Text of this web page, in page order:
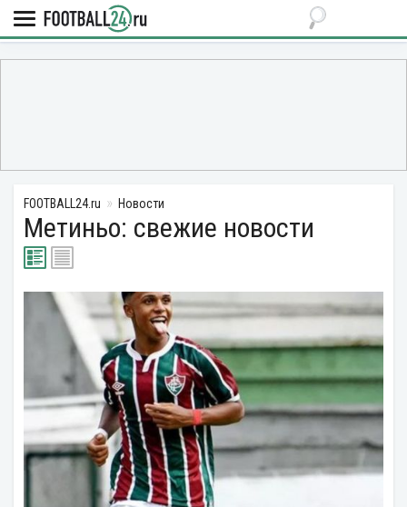
FOOTBALL24.ru Новости
Метиньо: свежие новости